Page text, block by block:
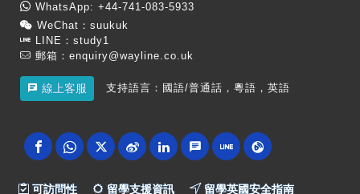
WhatsApp: +44-741-083-5933
WeChat：suukuk
LINE：study1
郵箱： enquiry@wayline.co.uk
線上客服 支持語言：國語/普通話，粵語，英語
可訪問性 留學支援資訊 留學英國安全指南